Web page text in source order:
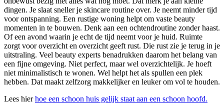
dingen. Je slaat sneller je skincare routine over. Je neemt minder tijd
voor ontspanning. Een rustige woning helpt om vaste beauty
momenten in te bouwen. Denk aan een ochtendroutine zonder haast.
Of een avond waarin je echt de tijd neemt voor je huid. Ruimte
zorgt voor overzicht en overzicht geeft rust. Die rust zie je terug in je
uitstraling. Veel beauty experts benadrukken daarom het belang van
een fijne omgeving. Niet perfect, maar wel overzichtelijk. Je hoeft
niet minimalistisch te wonen. Wel helpt het als spullen een plek
hebben. Dat maakt zelfzorg makkelijker en leuker om vol te houden.
Lees hierhoe een schoon huis gelijk staat aan een schoon hoofd.